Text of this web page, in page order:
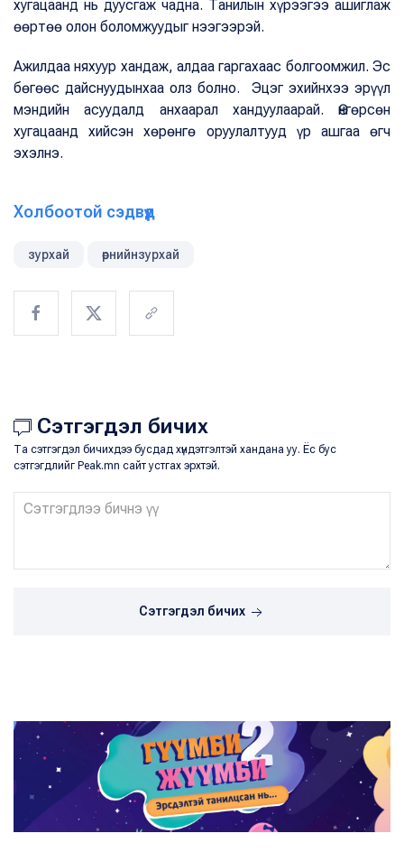
хугацаанд нь дуусгаж чадна. Танилын хүрээгээ ашиглаж
өөртөө олон боломжуудыг нээгээрэй.
Ажилдаа няхуур хандаж, алдаа гаргахаас болгоомжил. Эс
бөгөөс дайснуудынхаа олз болно. Эцэг эхийнхээ эрүүл
мэндийн асуудалд анхаарал хандуулаарай. Өнгөрсөн
хугацаанд хийсэн хөрөнгө оруулалтууд үр ашгаа өгч
эхэлнэ.
Холбоотой сэдвүүд
зурхай өрнийнзурхай
Сэтгэгдэл бичих
Та сэтгэгдэл бичихдээ бусдад хүндэтгэлтэй хандана уу. Ёс бус
сэтгэгдлийг Peak.mn сайт устгах эрхтэй.
Сэтгэгдэл бичих